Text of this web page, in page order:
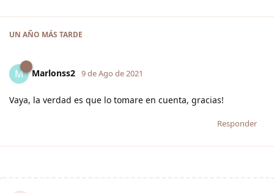
UN AÑO MÁS TARDE
M Marlonss2 9 de Ago de 2021
Vaya, la verdad es que lo tomare en cuenta, gracias!
Responder